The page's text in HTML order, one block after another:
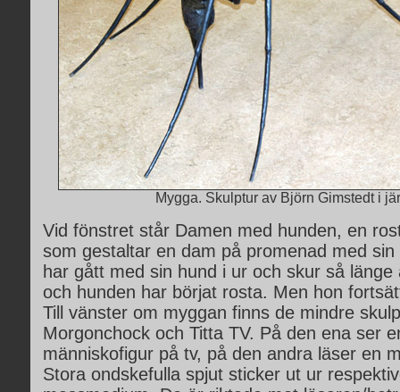
Mygga. Skulptur av Björn Gimstedt i
Vid fönstret står Damen med hunden, en
som gestaltar en dam på promenad med sin
har gått med sin hund i ur och skur så länge
och hunden har börjat rosta. Men hon
Till vänster om myggan finns de mindre
Morgonchock och Titta TV. På den ena ser
människofigur på tv, på den andra läser en
Stora ondskefulla spjut sticker ut ur